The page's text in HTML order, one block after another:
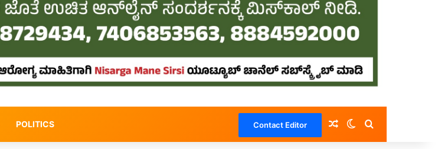
POLITICS Contact Editor Random Article
Switch skin
Search for